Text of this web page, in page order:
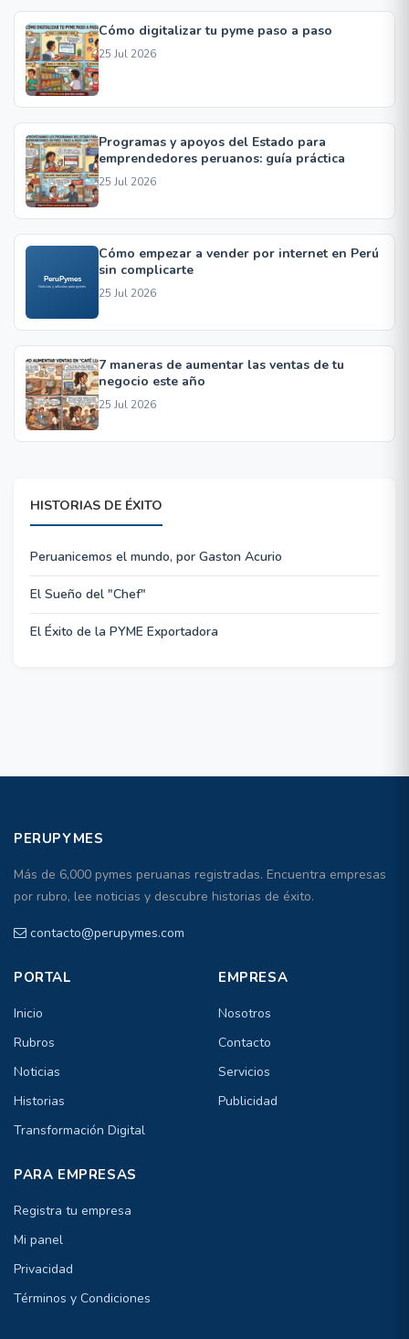
Cómo digitalizar tu pyme paso a paso
25 Jul 2026
Programas y apoyos del Estado para
emprendedores peruanos: guía práctica
25 Jul 2026
Cómo empezar a vender por internet en Perú
sin complicarte
25 Jul 2026
7 maneras de aumentar las ventas de tu
negocio este año
25 Jul 2026
HISTORIAS DE ÉXITO
Peruanicemos el mundo, por Gaston Acurio
El Sueño del "Chef"
El Éxito de la PYME Exportadora
PERUPYMES
Más de 6,000 pymes peruanas registradas. Encuentra empresas
por rubro, lee noticias y descubre historias de éxito.
contacto@perupymes.com
PORTAL
Inicio
Rubros
Noticias
Historias
Transformación Digital
EMPRESA
Nosotros
Contacto
Servicios
Publicidad
PARA EMPRESAS
Registra tu empresa
Mi panel
Privacidad
Términos y Condiciones